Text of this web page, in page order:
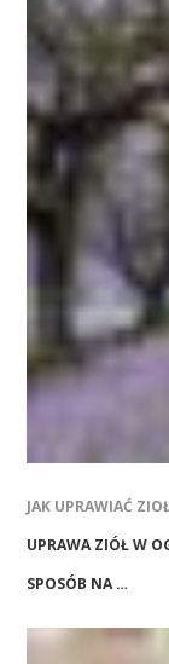
JAK UPRAWIAĆ
UPRAWA ZIÓŁ W
SPOSÓB NA …